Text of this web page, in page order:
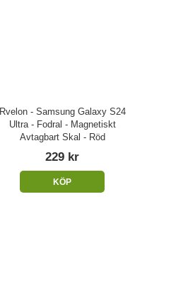
Rvelon - Samsung Galaxy S24
Ultra - Fodral - Magnetiskt
Avtagbart Skal - Röd
229 kr
KÖP